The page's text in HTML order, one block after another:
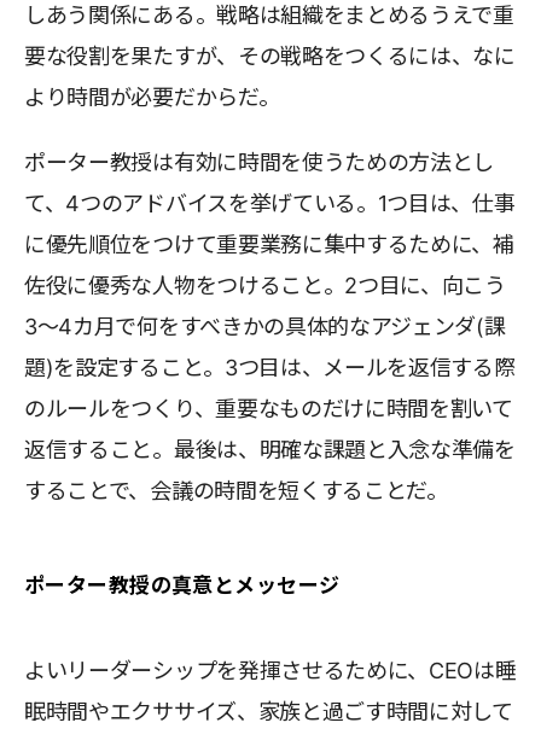
しあう関係にある。戦略は組織をまとめるうえで重
要な役割を果たすが、その戦略をつくるには、なに
より時間が必要だからだ。
ポーター教授は有効に時間を使うための方法とし
て、4つのアドバイスを挙げている。1つ目は、仕事
に優先順位をつけて重要業務に集中するために、補
佐役に優秀な人物をつけること。2つ目に、向こう
3～4カ月で何をすべきかの具体的なアジェンダ(課
題)を設定すること。3つ目は、メールを返信する際
のルールをつくり、重要なものだけに時間を割いて
返信すること。最後は、明確な課題と入念な準備を
することで、会議の時間を短くすることだ。
ポーター教授の真意とメッセージ
よいリーダーシップを発揮させるために、CEOは睡
眠時間やエクササイズ、家族と過ごす時間に対して